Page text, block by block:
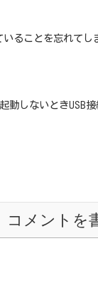
ることを忘れてし
動しないときUSB
コメントを